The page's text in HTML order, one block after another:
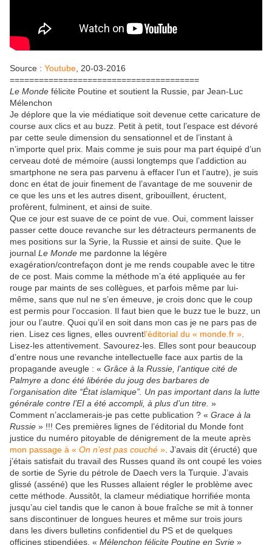
Source : Youtube, 20-03-2016
=======================================
Le Monde félicite Poutine et soutient la Russie, par Jean-Luc
Mélenchon
Je déplore que la vie médiatique soit devenue cette caricature de
course aux clics et au buzz. Petit à petit, tout l’espace est dévoré
par cette seule dimension du sensationnel et de l’instant à
n’importe quel prix. Mais comme je suis pour ma part équipé d’un
cerveau doté de mémoire (aussi longtemps que l’addiction au
smartphone ne sera pas parvenu à effacer l’un et l’autre), je suis
donc en état de jouir finement de l’avantage de me souvenir de
ce que les uns et les autres disent, gribouillent, éructent,
profèrent, fulminent, et ainsi de suite.
Que ce jour est suave de ce point de vue. Oui, comment laisser
passer cette douce revanche sur les détracteurs permanents de
mes positions sur la Syrie, la Russie et ainsi de suite. Que le
journal Le Monde me pardonne la légère
exagération/contrefaçon dont je me rends coupable avec le titre
de ce post. Mais comme la méthode m’a été appliquée au fer
rouge par maints de ses collègues, et parfois même par lui-
même, sans que nul ne s’en émeuve, je crois donc que le coup
est permis pour l’occasion. Il faut bien que le buzz tue le buzz, un
jour ou l’autre. Quoi qu’il en soit dans mon cas je ne pars pas de
rien. Lisez ces lignes, elles ouvrentl’éditorial du « monde.fr ».
Lisez-les attentivement. Savourez-les. Elles sont pour beaucoup
d’entre nous une revanche intellectuelle face aux partis de la
propagande aveugle : « Grâce à la Russie, l’antique cité de
Palmyre a donc été libérée du joug des barbares de
l’organisation dite “État islamique”. Un pas important dans la lutte
générale contre l’EI a été accompli, à plus d’un titre. »
Comment n’acclamerais-je pas cette publication ? « Grace à la
Russie » !!! Ces premières lignes de l’éditorial du Monde font
justice du numéro pitoyable de dénigrement de la meute après
mon passage à « On n’est pas couché ». J’avais dit (éructé) que
j’étais satisfait du travail des Russes quand ils ont coupé les voies
de sortie de Syrie du pétrole de Daech vers la Turquie. J’avais
glissé (asséné) que les Russes allaient régler le problème avec
cette méthode. Aussitôt, la clameur médiatique horrifiée monta
jusqu’au ciel tandis que le canon à boue fraîche se mit à tonner
sans discontinuer de longues heures et même sur trois jours
dans les divers bulletins confidentiel du PS et de quelques
officines stipendiées. « Mélenchon félicite Poutine en Syrie »